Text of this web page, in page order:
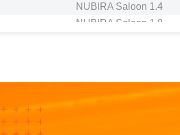
NUBIRA Saloon 1.4
NUBIRA Saloon 1.8
REZZO MPV (U100) 1.6